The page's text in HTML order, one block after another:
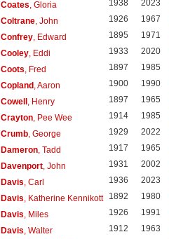
Coates , Gloria 1938 2023
Coltrane, John 1926 1967
Confrey, Edward 1895 1971
Cooley, Eddi 1933 2020
Coots , Fred 1897 1985
Copland, Aaron 1900 1990
Cowell, Henry 1897 1965
Crayton, Pee Wee 1914 1985
Crumb, George 1929 2022
Dameron, Tadd 1917 1965
Davenport, John 1931 2002
Davis , Carl 1936 2023
Davis , Katherine Kennikott 1892 1980
Davis , Miles 1926 1991
Davis , Walter 1912 1963